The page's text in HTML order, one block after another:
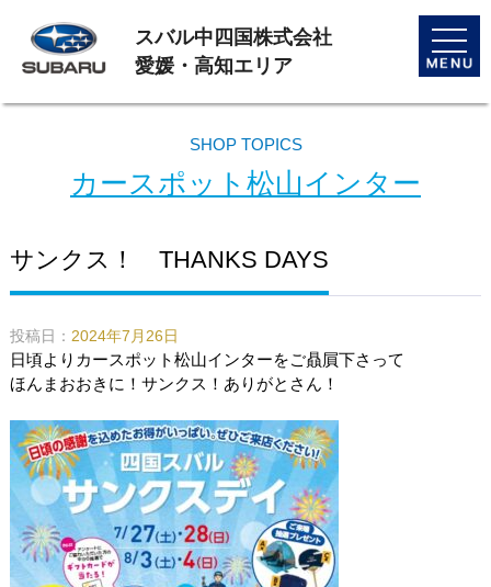
toggle
スバル中四国株式会社
愛媛・高知エリア
SHOP TOPICS
カースポット松山インター
サンクス！ THANKS DAYS
投稿日： 2024年7月26日
日頃よりカースポット松山インターをご贔屓下さって
ほんまおおきに！サンクス！ありがとさん！